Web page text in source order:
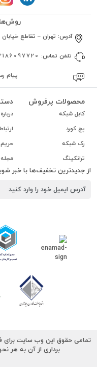
آدرس: تهران – تقاطع
تلفن تماس:
پیام
محصولات پرفروش
کابل شبکه
پچ کورد
رک شبکه
ترانکینگ
از جدیدترین تخفیف‌ها با خبر
تمامی حقوق این وب سایت برای
برداری از آن به هر